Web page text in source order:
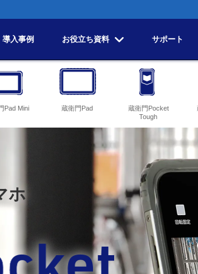
導入事例 お役立ち資料 サポート
Pad Mini 蔵衛門Pad
蔵衛門Pocket
Tough
ホ